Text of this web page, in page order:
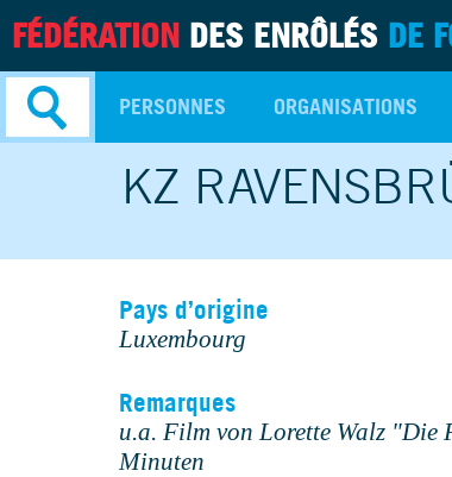
FÉDÉRATION DES ENRÔLÉS DE
PERSONNES ORGANISATIONS
KZ
Pays d’origine
Luxembourg
Remarques
u.a. Film von Lorette Walz
Minuten